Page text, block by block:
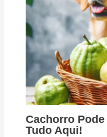
Cachorro
Tudo Aqui!